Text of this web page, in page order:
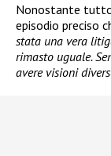
Nonostante
episodio preciso
stata una vera
rimasto uguale.
avere visioni